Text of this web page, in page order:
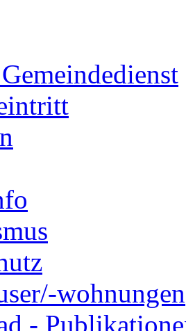
wohnungen
-